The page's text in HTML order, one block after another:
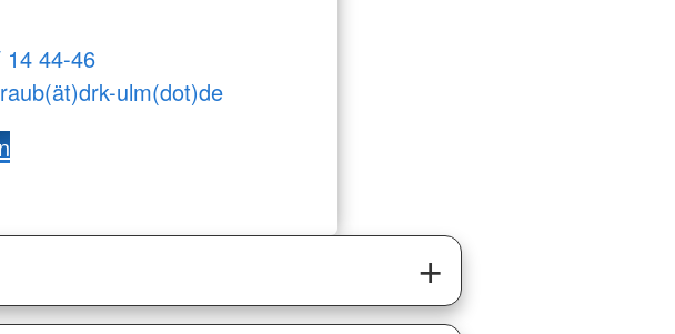
14 44-46
ulm(dot)de